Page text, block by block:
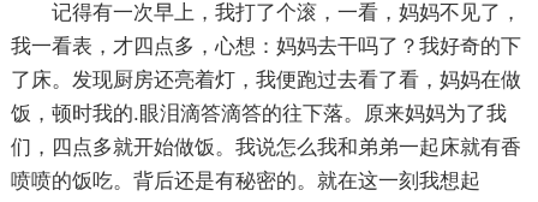
记得有一次早上，我打了个滚，一看，妈妈不见了，
我一看表，才四点多，心想：妈妈去干吗了？我好奇的下
了床。发现厨房还亮着灯，我便跑过去看了看，妈妈在做
饭，顿时我的.眼泪滴答滴答的往下落。原来妈妈为了我
们，四点多就开始做饭。我说怎么我和弟弟一起床就有香
喷喷的饭吃。背后还是有秘密的。就在这一刻我想起